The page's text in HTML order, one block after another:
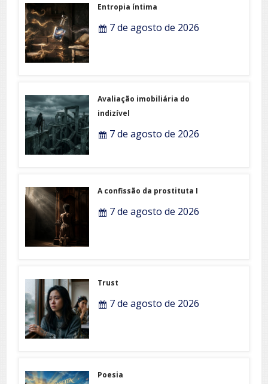
Entropia íntima
7 de agosto de 2026
Avaliação imobiliária do
indizível
7 de agosto de 2026
A confissão da prostituta I
7 de agosto de 2026
Trust
7 de agosto de 2026
Poesia